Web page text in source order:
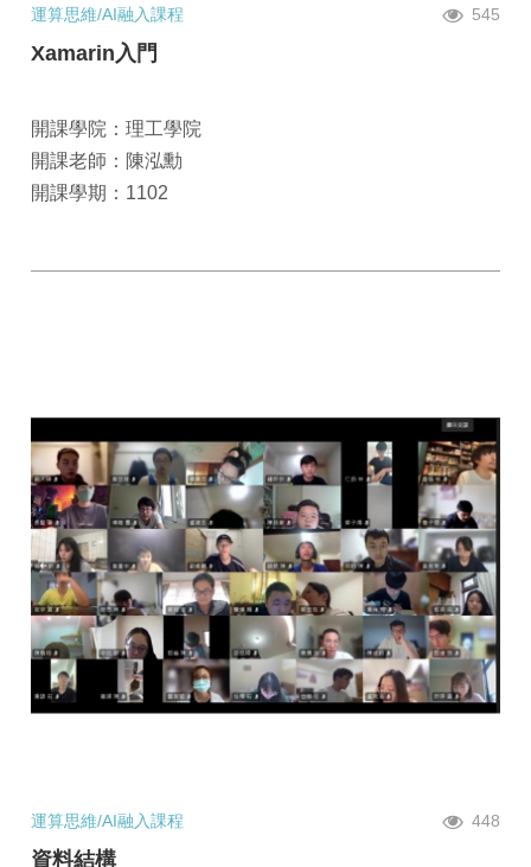
運算思維/AI融入課程 545
Xamarin入門
開課學院：理工學院
開課老師：陳泓勳
開課學期：1102
運算思維/AI融入課程 448
資料結構